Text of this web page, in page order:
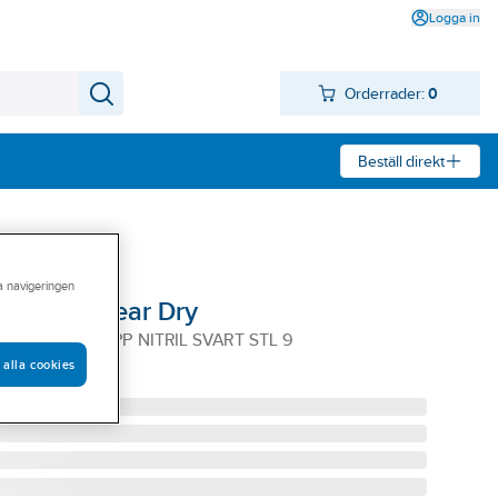
Logga in
Orderrader: 0
Beställ direkt
Activewear Dry
DUBB DOPP NITRIL SVART STL 9
navigeringen
alla cookies